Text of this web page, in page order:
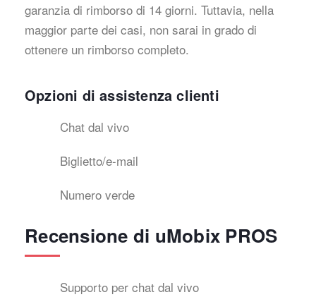
garanzia di rimborso di 14 giorni. Tuttavia, nella
maggior parte dei casi, non sarai in grado di
ottenere un rimborso completo.
Opzioni di assistenza clienti
Chat dal vivo
Biglietto/e-mail
Numero verde
Recensione di uMobix PROS
Supporto per chat dal vivo